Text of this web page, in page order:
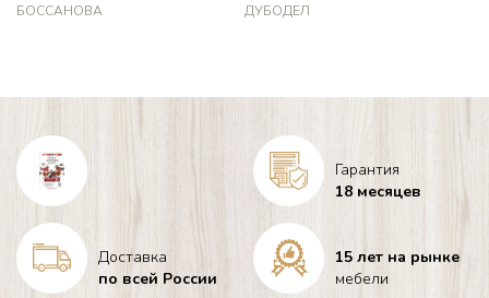
БОССАНОВА
ДУБОДЕЛ
Гарантия
18 месяцев
Доставка
по всей России
15 лет на рынке
мебели